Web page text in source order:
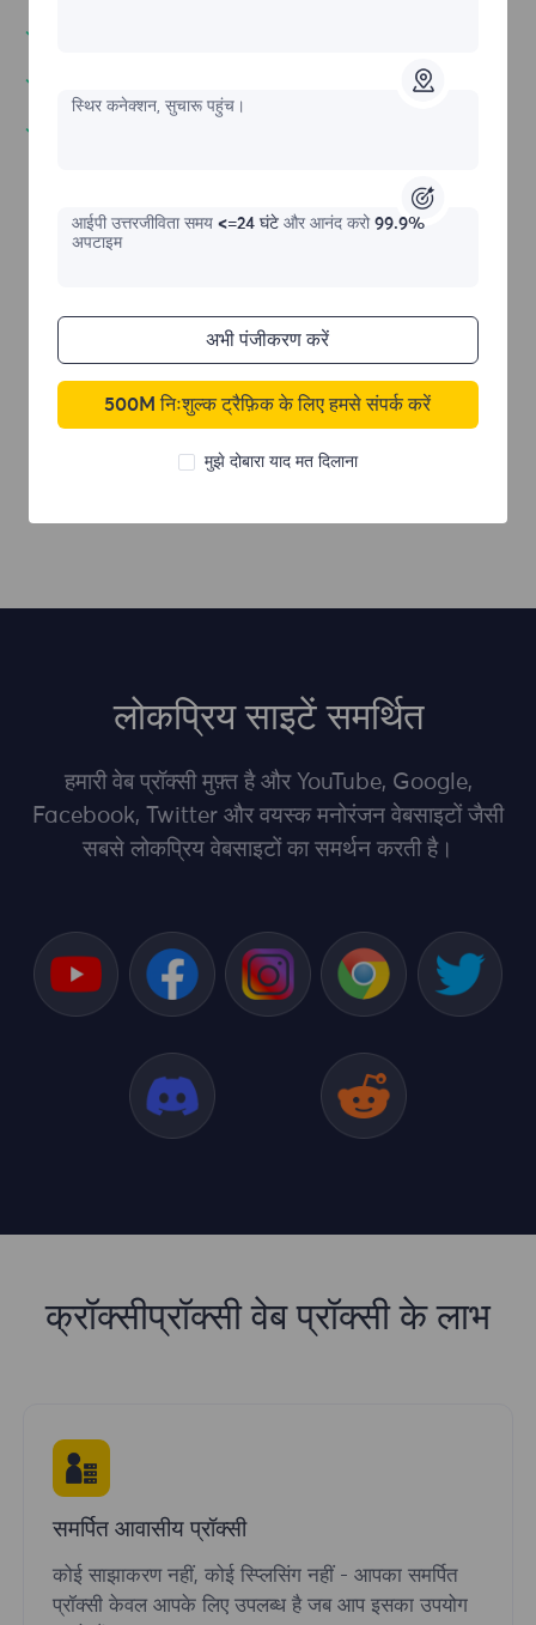
लोकप्रिय साइटें समर्थित
हमारी वेब प्रॉक्सी मुफ़्त है और YouTube, Google,
Facebook, Twitter और वयस्क मनोरंजन वेबसाइटों जैसी
सबसे लोकप्रिय वेबसाइटों का समर्थन करती है।
क्रॉक्सीप्रॉक्सी वेब प्रॉक्सी के लाभ
समर्पित आवासीय प्रॉक्सी
कोई साझाकरण नहीं, कोई स्प्लिसिंग नहीं - आपका समर्पित
प्रॉक्सी केवल आपके लिए उपलब्ध है जब आप इसका उपयोग
स्थिर कनेक्शन, सुचारू पहुंच।
आईपी ​​उत्तरजीविता समय <=24 घंटे और आनंद करो 99.9%
अपटाइम
अभी पंजीकरण करें
500M निःशुल्क ट्रैफ़िक के लिए हमसे संपर्क करें
मुझे दोबारा याद मत दिलाना